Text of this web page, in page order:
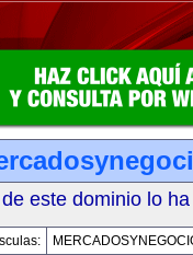
este dominio lo